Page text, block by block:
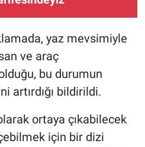
yaz mevsimiyle
ve araç
bu durumun
artırdığı bildirildi.
ortaya çıkabilecek
için bir dizi